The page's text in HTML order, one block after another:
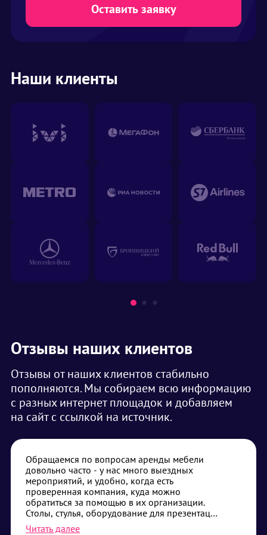
наверняка сможем вам помочь.
Оставить заявку
Наши клиенты
Отзывы наших клиентов
Отзывы от наших клиентов стабильно
пополняются. Мы собираем всю информацию
с разных интернет площадок и добавляем
на сайт с ссылкой на источник.
Обращаемся по вопросам аренды мебели
довольно часто - у нас много выездных
мероприятий, и удобно, когда есть
проверенная компания, куда можно
обратиться за помощью в их организации.
Столы, стулья, оборудование для презентаций
- самые частые наши запросы. Привозят без
Читать далее